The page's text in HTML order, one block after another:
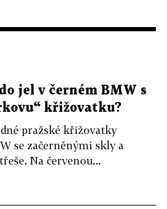
jel v černém BMW s
křižovatku?
pražské křižovatky
se začerněnými skly a
Na červenou...